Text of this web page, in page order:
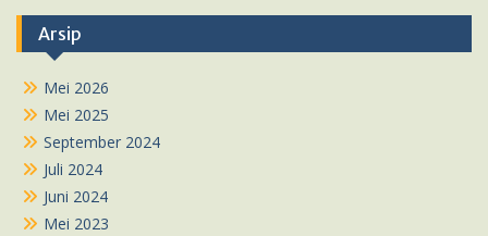
Arsip
Mei 2026
Mei 2025
September 2024
Juli 2024
Juni 2024
Mei 2023